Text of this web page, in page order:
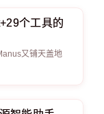
个工具的
又铺天盖地